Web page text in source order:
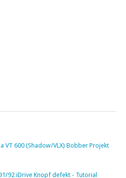
VT 600 (Shadow/VLX) Bobber Projekt
92 iDrive Knopf defekt - Tutorial